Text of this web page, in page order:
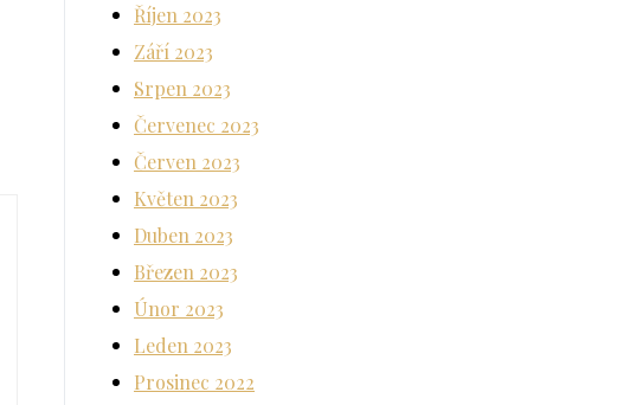
Říjen 2023
Září 2023
Srpen 2023
Červenec 2023
Červen 2023
Květen 2023
Duben 2023
Březen 2023
Únor 2023
Leden 2023
Prosinec 2022